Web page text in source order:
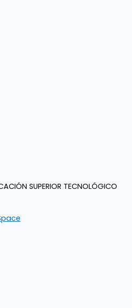
SUPERIOR TECNOLÓGICO